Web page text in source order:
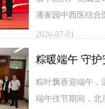
潘家园中西医结合
建赋能、社区共建
里社区、华威北里
社区、潘家园西社
区、松榆东里北社
2026-07-01
粽暖端午 守
家园中西医结
粽叶飘香迎端午，
端午佳节期间，北